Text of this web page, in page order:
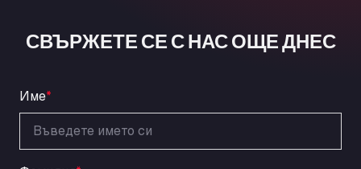
Schellweilerstraße 1, 66871
ARAL Tankstelle - XXL Truckwash.de
Obernburger Str. 127, 63811
Ardleigh South Services
a120 westbound, CO77SL
Area 47 Hermanos Rico
СВЪРЖЕТЕ СЕ С НАС ОЩЕ ДНЕС
Име*